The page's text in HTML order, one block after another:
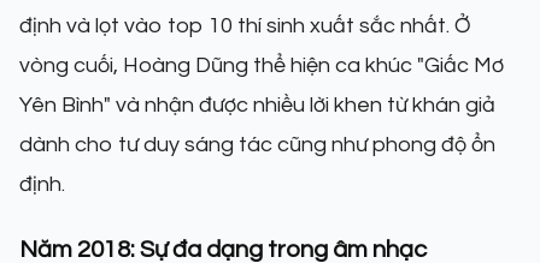
định và lọt vào top 10 thí sinh xuất sắc nhất. Ở
vòng cuối, Hoàng Dũng thể hiện ca khúc "Giấc Mơ
Yên Bình" và nhận được nhiều lời khen từ khán giả
dành cho tư duy sáng tác cũng như phong độ ổn
định.
Năm 2018: Sự đa dạng trong âm nhạc